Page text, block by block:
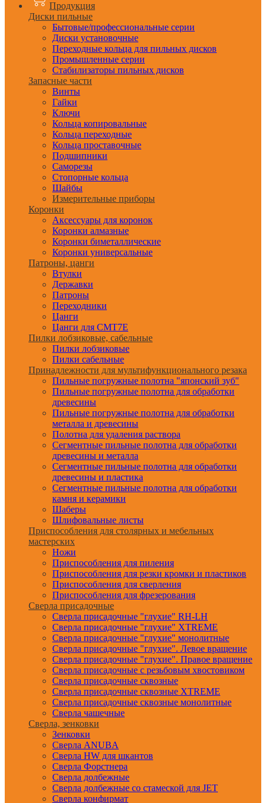
Продукция
Диски пильные
Бытовые/профессиональные серии
Диски установочные
Переходные кольца для пильных дисков
Промышленные серии
Стабилизаторы пильных дисков
Запасные части
Винты
Гайки
Ключи
Кольца копировальные
Кольца переходные
Кольца проставочные
Подшипники
Саморезы
Стопорные кольца
Шайбы
Измерительные приборы
Коронки
Аксессуары для коронок
Коронки алмазные
Коронки биметаллические
Коронки универсальные
Патроны, цанги
Втулки
Державки
Патроны
Переходники
Цанги
Цанги для CMT7E
Пилки лобзиковые, сабельные
Пилки лобзиковые
Пилки сабельные
Принадлежности для мультифункционального резака
Пильные погружные полотна "японский зуб"
Пильные погружные полотна для обработки
древесины
Пильные погружные полотна для обработки
металла и древесины
Полотна для удаления раствора
Сегментные пильные полотна для обработки
древесины и металла
Сегментные пильные полотна для обработки
древесины и пластика
Сегментные пильные полотна для обработки
камня и керамики
Шаберы
Шлифовальные листы
Приспособления для столярных и мебельных
мастерских
Ножи
Приспособления для пиления
Приспособления для резки кромки и пластиков
Приспособления для сверления
Приспособления для фрезерования
Сверла присадочные
Сверла присадочные "глухие" RH-LH
Сверла присадочные "глухие" XTREME
Сверла присадочные "глухие" монолитные
Сверла присадочные "глухие". Левое вращение
Сверла присадочные "глухие". Правое вращение
Сверла присадочные с резьбовым хвостовиком
Сверла присадочные сквозные
Сверла присадочные сквозные XTREME
Сверла присадочные сквозные монолитные
Сверла чашечные
Сверла, зенковки
Зенковки
Сверла ANUBA
Сверла HW для шкантов
Сверла Форстнера
Сверла долбежные
Сверла долбежные со стамеской для JET
Сверла конфирмат